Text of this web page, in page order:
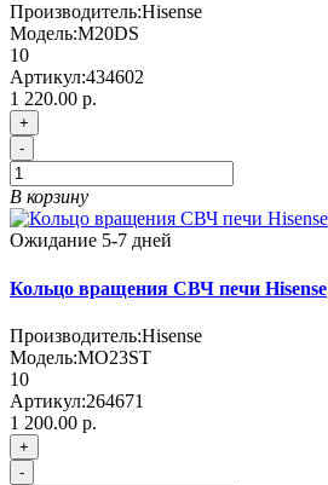
Производитель:Hisense
Модель:M20DS
10
Артикул:434602
1 220.00 р.
+
-
В корзину
Ожидание 5-7 дней
Кольцо вращения СВЧ печи Hisense
Производитель:Hisense
Модель:MO23ST
10
Артикул:264671
1 200.00 р.
+
-